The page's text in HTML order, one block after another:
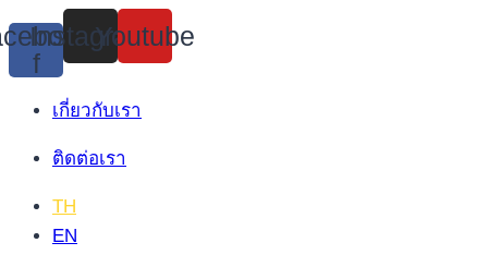
Skip
to
content
f
Instagram
Youtube
เกี่ยวกับเรา
ติดต่อเรา
TH
EN